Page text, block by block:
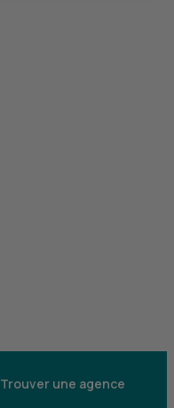
Trouver une agence